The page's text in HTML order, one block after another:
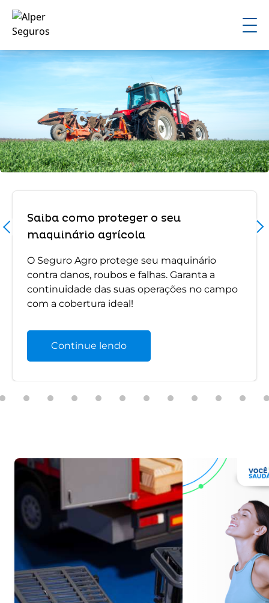
Saiba como proteger o seu
maquinário agrícola
O Seguro Agro protege seu maquinário
contra danos, roubos e falhas. Garanta a
continuidade das suas operações no campo
com a cobertura ideal!
Continue lendo